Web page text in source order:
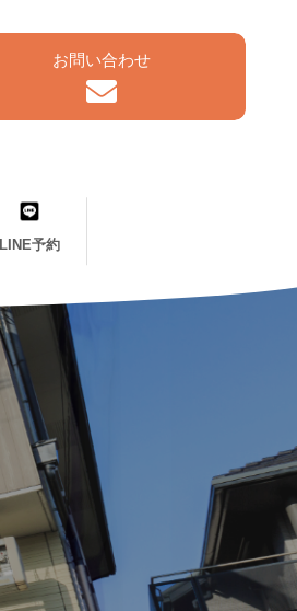
お問い合わせ
LINE予約